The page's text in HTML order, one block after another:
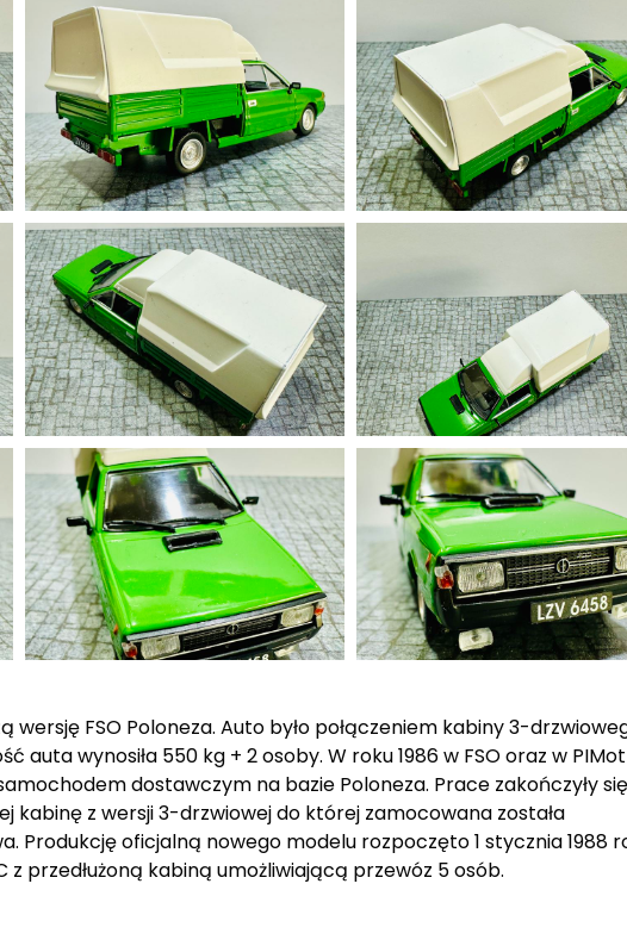
wersję FSO Poloneza. Auto było połączeniem kabiny 3-
wynosiła 550 kg + 2 osoby. W roku 1986 w FSO oraz w
dostawczym na bazie Poloneza. Prace zakończyły
kabinę z wersji 3-drzwiowej do której zamocowana została
Produkcję oficjalną nowego modelu rozpoczęto 1 stycznia 1988
z przedłużoną kabiną umożliwiającą przewóz 5 osób.